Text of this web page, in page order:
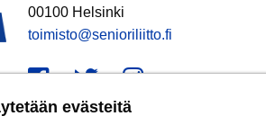
evästeitä
00100 Helsinki
toimisto@senioriliitto.fi
Facebook
TwitterInstagram